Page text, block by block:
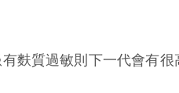
麩質過敏則下一代會有很